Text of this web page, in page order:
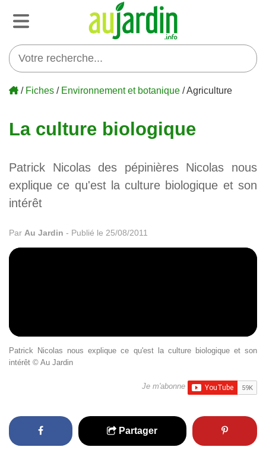
/ Fiches / Environnement et botanique / Agriculture
La culture biologique
Patrick Nicolas des pépinières Nicolas nous
explique ce qu'est la culture biologique et son
intérêt
Par Au Jardin - Publié le 25/08/2011
Patrick Nicolas nous explique ce qu'est la culture biologique et son
intérêt © Au Jardin
Je m'abonne
Partager